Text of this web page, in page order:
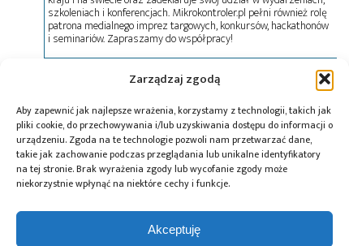
Zarządzaj zgodą
Aby zapewnić jak najlepsze wrażenia, korzystamy z technologii, takich jak
pliki cookie, do przechowywania i/lub uzyskiwania dostępu do informacji o
urządzeniu. Zgoda na te technologie pozwoli nam przetwarzać dane,
takie jak zachowanie podczas przeglądania lub unikalne identyfikatory
na tej stronie. Brak wyrażenia zgody lub wycofanie zgody może
niekorzystnie wpłynąć na niektóre cechy i funkcje.
Akceptuję
szkoleniach i konferencjach. Mikrokontroler.pl pełni również rolę
patrona medialnego imprez targowych, konkursów, hackathonów
i seminariów. Zapraszamy do współpracy!
dual-
use,Expeditions,Expeditions II,Mikołaj Firlej,
Mikołaj Raczyński,nowe technologie,PFR Deep
Tech,PFR Ventures,Polski Fundusz Rozwoju,
Stanisław Kastory,technologia deep tech,
technologie kosmiczne,technologie kwantowe